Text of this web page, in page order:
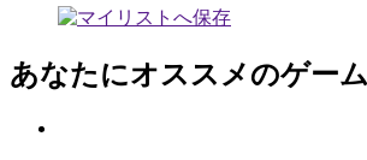
あなたにオススメのゲーム